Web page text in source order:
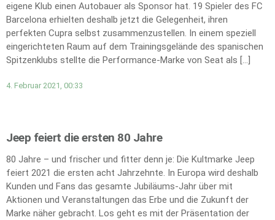
eigene Klub einen Autobauer als Sponsor hat. 19 Spieler des FC
Barcelona erhielten deshalb jetzt die Gelegenheit, ihren
perfekten Cupra selbst zusammenzustellen. In einem speziell
eingerichteten Raum auf dem Trainingsgelände des spanischen
Spitzenklubs stellte die Performance-Marke von Seat als […]
4. Februar 2021, 00:33
Jeep feiert die ersten 80 Jahre
80 Jahre – und frischer und fitter denn je: Die Kultmarke Jeep
feiert 2021 die ersten acht Jahrzehnte. In Europa wird deshalb
Kunden und Fans das gesamte Jubiläums-Jahr über mit
Aktionen und Veranstaltungen das Erbe und die Zukunft der
Marke näher gebracht. Los geht es mit der Präsentation der